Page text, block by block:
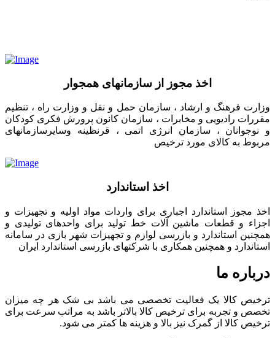
اخذ مجوز از سازمانهای همجوار
وزارت فرهنگ و ارشاد ، سازمان حمل و نقل و وزارت راه ، تنظیم
مقررات رادیویی و مخابرات ، سازمان کانون پرورش فکری کودکان
و نوجوانان ، سازمان انرژی اتمی ، قرنظینه وسایرسازمانهای
مربوط به کالای مورد ترخیص
اخذ استاندارد
اخذ مجوز استاندارد اجباری برای واردات مواد اولیه و تجهیزات و
اجزاء و قطعات ماشین آلات خط تولید برای واحدهای تولیدی و
همچنین استاندارد و بازرسی لوازم و تجهیزات شهر بازی در سامانه
استاندارد و همچنین همکاری با شرکتهای بازرسی استاندارد ایران
درباره ما
ترخیص کالا یک فعالیت تخصصی می باشد بی شک هر چه میزان
تخصص و تجربه برای ترخیص کالا بالاتر باشد به مراتب سرعت برای
ترخیص کالا از گمرک نیز بالا و هزینه ها کمتر می شود.